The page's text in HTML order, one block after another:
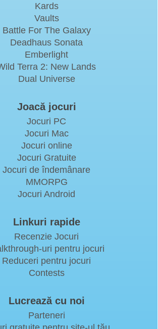
Kards
Vaults
Battle For The Galaxy
Deadhaus Sonata
Emberlight
Terra 2: New Lands
Dual Universe
Joacă jocuri
Jocuri PC
Jocuri Mac
Jocuri online
Jocuri Gratuite
Jocuri de îndemânare
MMORPG
Jocuri Android
Linkuri rapide
Recenzie Jocuri
uri pentru jocuri
Reduceri pentru jocuri
Contests
Lucrează cu noi
Parteneri